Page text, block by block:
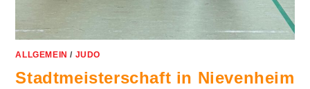
ALLGEMEIN / JUDO
Stadtmeisterschaft in Nievenheim